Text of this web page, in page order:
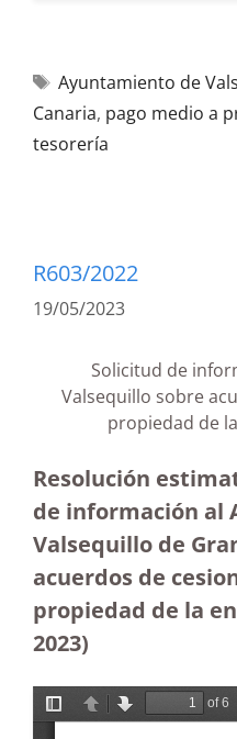
Ayuntamiento de
Canaria, pago medio a
tesorería
R603/2022
19/05/2023
Solicitud de
Valsequillo sobre
propiedad de
Resolución
de información al
Valsequillo de
acuerdos de
propiedad de la
2023)